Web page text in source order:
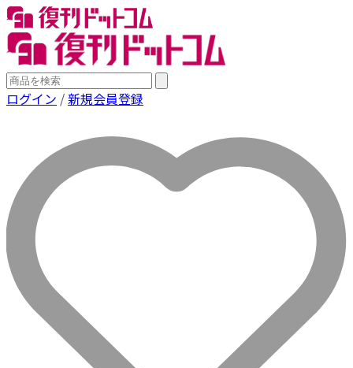
ログイン /新規会員登録